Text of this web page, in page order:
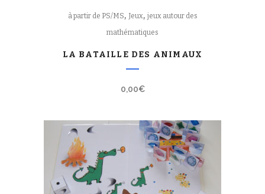
à partir de PS/MS, Jeux, jeux autour des
mathématiques
LA BATAILLE DES ANIMAUX
0,00€